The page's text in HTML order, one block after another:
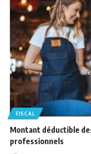
FISCAL
Montant déductible
professionnels